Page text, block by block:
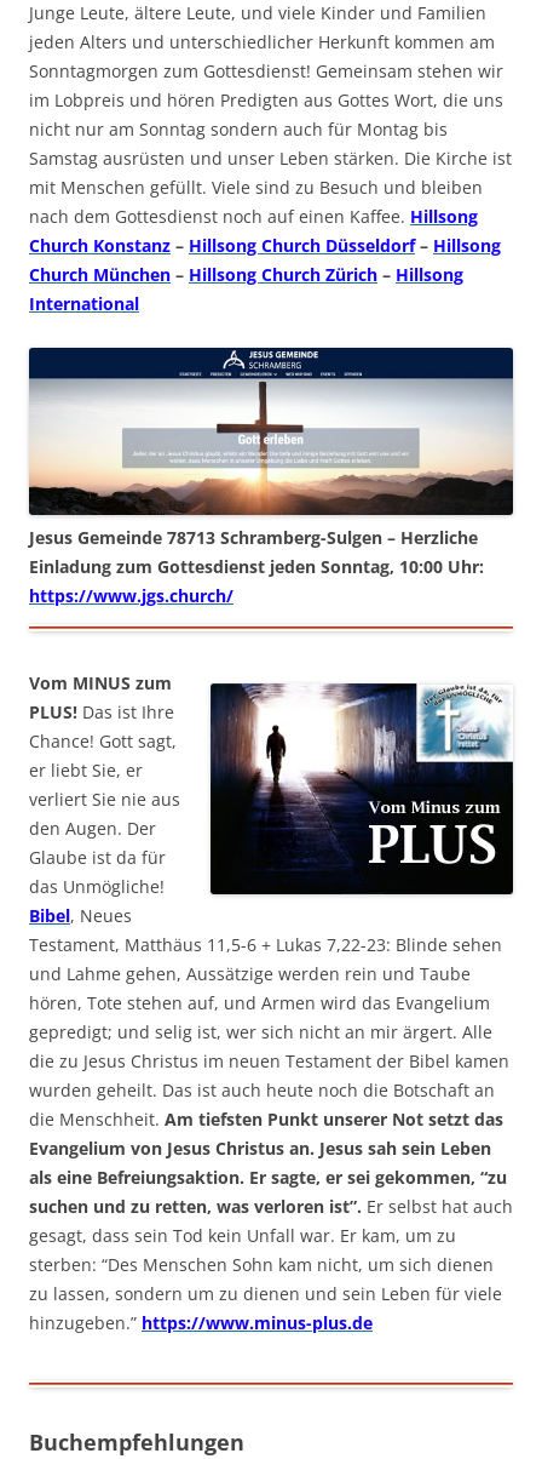
Junge Leute, ältere Leute, und viele Kinder und Familien
jeden Alters und unterschiedlicher Herkunft kommen am
Sonntagmorgen zum Gottesdienst! Gemeinsam stehen wir
im Lobpreis und hören Predigten aus Gottes Wort, die uns
nicht nur am Sonntag sondern auch für Montag bis
Samstag ausrüsten und unser Leben stärken. Die Kirche ist
mit Menschen gefüllt. Viele sind zu Besuch und bleiben
nach dem Gottesdienst noch auf einen Kaffee. Hillsong
Church Konstanz – Hillsong Church Düsseldorf– Hillsong
Church München – Hillsong Church Zürich – Hillsong
International
Jesus Gemeinde 78713 Schramberg-Sulgen – Herzliche
Einladung zum Gottesdienst jeden Sonntag, 10:00 Uhr:
https://www.jgs.church/
Vom MINUS zum
PLUS! Das ist Ihre
Chance! Gott sagt,
er liebt Sie, er
verliert Sie nie aus
den Augen. Der
Glaube ist da für
das Unmögliche!
Bibel, Neues
Testament, Matthäus 11,5-6 + Lukas 7,22-23: Blinde sehen
und Lahme gehen, Aussätzige werden rein und Taube
hören, Tote stehen auf, und Armen wird das Evangelium
gepredigt; und selig ist, wer sich nicht an mir ärgert. Alle
die zu Jesus Christus im neuen Testament der Bibel kamen
wurden geheilt. Das ist auch heute noch die Botschaft an
die Menschheit. Am tiefsten Punkt unserer Not setzt das
Evangelium von Jesus Christus an. Jesus sah sein Leben
als eine Befreiungsaktion. Er sagte, er sei gekommen, “zu
suchen und zu retten, was verloren ist”. Er selbst hat auch
gesagt, dass sein Tod kein Unfall war. Er kam, um zu
sterben: “Des Menschen Sohn kam nicht, um sich dienen
zu lassen, sondern um zu dienen und sein Leben für viele
hinzugeben.” https://www.minus-plus.de
Buchempfehlungen